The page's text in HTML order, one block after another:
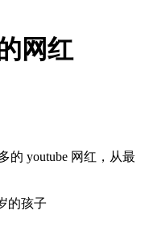
网红
的 youtube 网红，从最
的孩子